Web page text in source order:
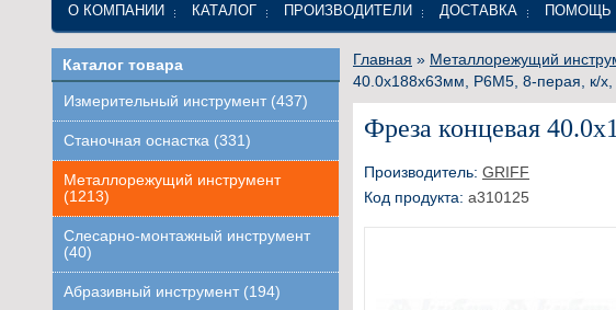
О КОМПАНИИ КАТАЛОГ ПРОИЗВОДИТЕЛИ ДОСТАВКА ПОМОЩЬ
Каталог товара
Измерительный инструмент (437)
Станочная оснастка (331)
Металлорежущий инструмент
(1213)
Слесарно-монтажный инструмент
(40)
Абразивный инструмент (194)
Главная » Металлорежущий
40.0х188х63мм, Р6М5, 8-перая, к/
Фреза концевая
Производитель: GRIFF
Код продукта: a310125